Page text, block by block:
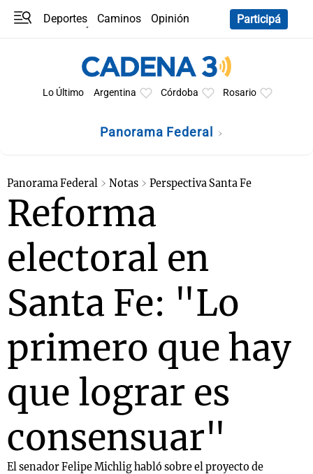
Deportes Caminos
Opinión
Participá
Lo Último Argentina Córdoba Rosario
Panorama Federal
Panorama Federal Notas Perspectiva Santa Fe
Reforma
electoral en
Santa Fe: "Lo
primero que hay
que lograr es
consensuar"
El senador Felipe Michlig habló sobre el proyecto de